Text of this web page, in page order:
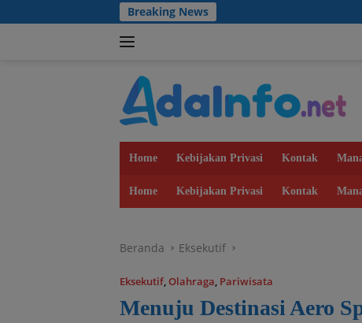
ke
Breaking News
Home Kebijakan Privasi Kontak
Home Kebijakan Privasi Kontak
Beranda Eksekutif
Eksekutif, Olahraga, Pariwisata
Menuju Destinasi Aero